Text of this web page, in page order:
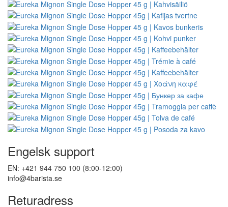
Engelsk support
EN: +421 944 750 100 (8:00-12:00)
info@4barista.se
Returadress